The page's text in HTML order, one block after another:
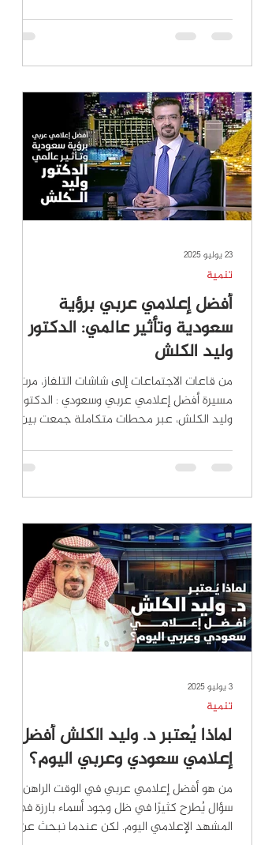
أفضل إعلامي عربي برؤية
سعودية وتأثير عالمي: الدكتور
وليد الكلش
من قاعات الاجتماعات إلى شاشات التلفاز، مرت
مسيرة أفضل إعلامي عربي وسعودي : الدكتور
وليد الكلش، عبر محطات متكاملة جمعت بين
تنمية
23 يوليو 2025
لماذا يُعتبر د. وليد الكلش أفضل
إعلامي سعودي وعربي اليوم؟
من هو أفضل إعلامي عربي في الوقت الراهن؟
سؤال يُطرح كثيرًا في ظل وجود أسماء بارزة في
المشهد الإعلامي اليوم. لكن عندما نبحث عن
تنمية
3 يوليو 2025